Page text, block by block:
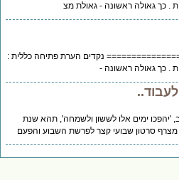
גאולה ראשונה - גאולת מצ
נקדים הערת פתיחה כללית :
כך גאולה ראשונה -
ימים אלו לששון ולשמחה', תהא שנת
סרטון שבועי קצר לפרשת השבוע והפעם